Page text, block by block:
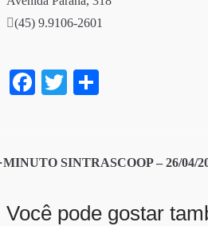
(45) 9.9106-2601
Fa
ok
T
r
MINUTO SINTRASCOOP – 26/04/
Você pode gostar